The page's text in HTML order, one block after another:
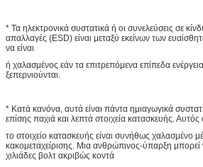
* Τα ηλεκτρονικά συστατικά ή οι συνελεύσεις σε
απαλλαγές (ESD) είναι μεταξύ εκείνων των
να είναι
ή χαλασμένος εάν τα επιτρεπόμενα επίπεδα
ξεπερνιούνται.
* Κατά κανόνα, αυτά είναι πάντα ημιαγωγικά
επίσης παχιά και λεπτά στοιχεία κατασκευής.
το στοιχείο κατασκευής είναι συνήθως χαλασμένο
κακομεταχείρισης. Μια ανθρώπινος-ύπαρξη μπορεί
χιλιάδες βολτ ακριβώς κοντά